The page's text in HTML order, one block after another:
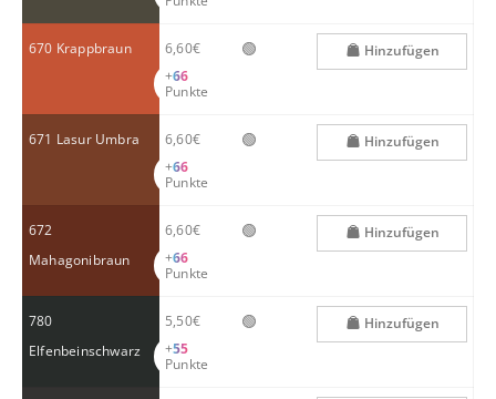
670 Krappbraun
6,60€
+66
Punkte
🟢 Hinzufügen
671 Lasur Umbra
6,60€
+66
Punkte
🟢 Hinzufügen
672
Mahagonibraun
6,60€
+66
Punkte
🟢 Hinzufügen
780
Elfenbeinschwarz
5,50€
+55
Punkte
🟢 Hinzufügen